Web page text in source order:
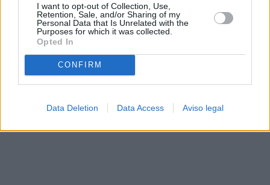
I want to opt-out of Collection, Use,
Retention, Sale, and/or Sharing of my
Personal Data that Is Unrelated with the
Purposes for which it was collected.
Opted In
CONFIRM
Data Deletion Data Access Aviso legal